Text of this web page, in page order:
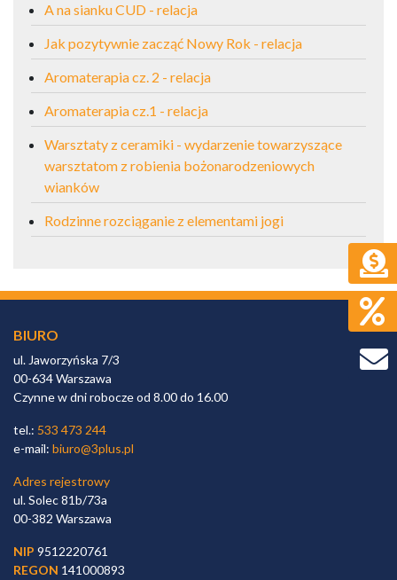
A na sianku CUD - relacja
Jak pozytywnie zacząć Nowy Rok - relacja
Aromaterapia cz. 2 - relacja
Aromaterapia cz.1 - relacja
Warsztaty z ceramiki - wydarzenie towarzyszące
warsztatom z robienia bożonarodzeniowych
wianków
Rodzinne rozciąganie z elementami jogi
BIURO
ul. Jaworzyńska 7/3
00-634 Warszawa
Czynne w dni robocze od 8.00 do 16.00
tel.: 533 473 244
e-mail: biuro@3plus.pl
Adres rejestrowy
ul. Solec 81b/73a
00-382 Warszawa
NIP 9512220761
REGON 141000893